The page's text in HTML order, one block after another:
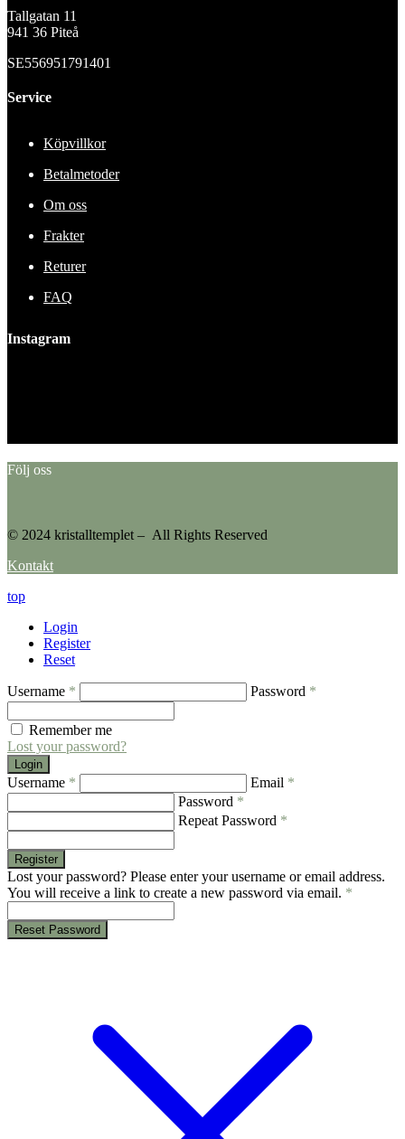
Tallgatan 11
941 36 Piteå
SE556951791401
Service
Köpvillkor
Betalmetoder
Om oss
Frakter
Returer
FAQ
Instagram
Följ oss
© 2024 kristalltemplet – All Rights Reserved
Kontakt
top
Login
Register
Reset
Username * Password *
Remember me
Lost your password?
Login
Username * Email *
Password *
Repeat Password *
Register
Lost your password? Please enter your username or email address.
You will receive a link to create a new password via email. *
Reset Password